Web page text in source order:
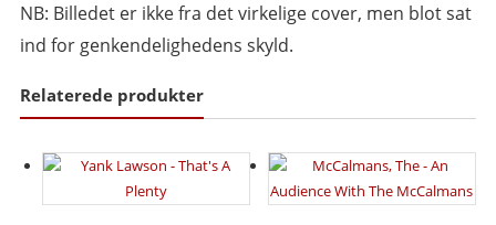
NB: Billedet er ikke fra det virkelige cover, men blot sat
ind for genkendelighedens skyld.
Relaterede produkter